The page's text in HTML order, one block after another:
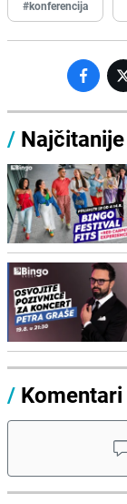
#konferencija
/ Najčitanije
/ Komentari